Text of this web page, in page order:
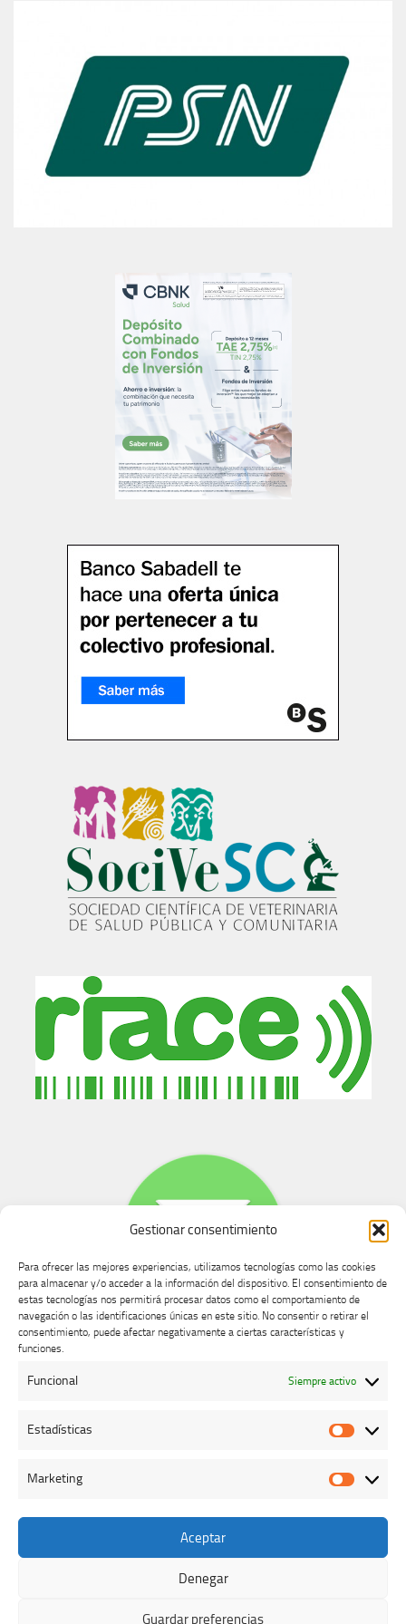
Gestionar consentimiento
Para ofrecer las mejores experiencias, utilizamos tecnologías como las cookies
para almacenar y/o acceder a la información del dispositivo. El consentimiento de
estas tecnologías nos permitirá procesar datos como el comportamiento de
navegación o las identificaciones únicas en este sitio. No consentir o retirar el
consentimiento, puede afectar negativamente a ciertas características y
funciones.
Funcional Siempre activo
Estadísticas
Marketing
Aceptar
Denegar
Guardar preferencias
Buzón de dudas, quejas y sugerencias
Colegio Oficial de Veterinarios de Cáceres © 2026. Todos los
- Diseñado con el